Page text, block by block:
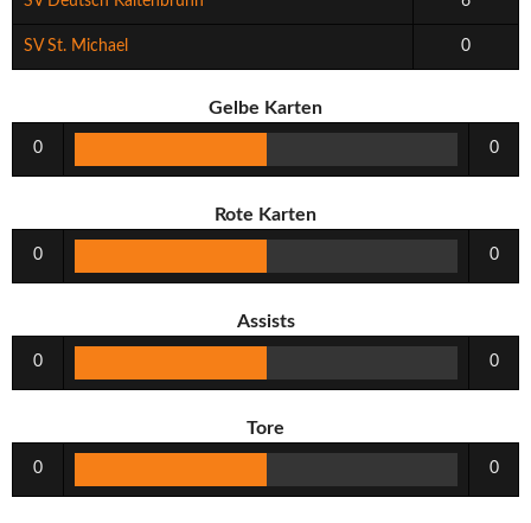
SV St. Michael 0
Gelbe Karten
0 0
Rote Karten
0 0
Assists
0 0
Tore
0 0